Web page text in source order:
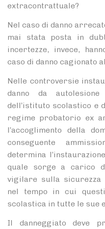
extracontrattuale?
Nel caso di danno
mai stata posta in
incertezze, invece,
caso di danno cagionato
Nelle controversie
danno da
dell’istituto scolastico e
regime probatorio ex
l’accoglimento della
conseguente
determina
quale sorge a carico
vigilare sulla sicurezza
nel tempo in cui
scolastica in tutte le sue
Il danneggiato deve